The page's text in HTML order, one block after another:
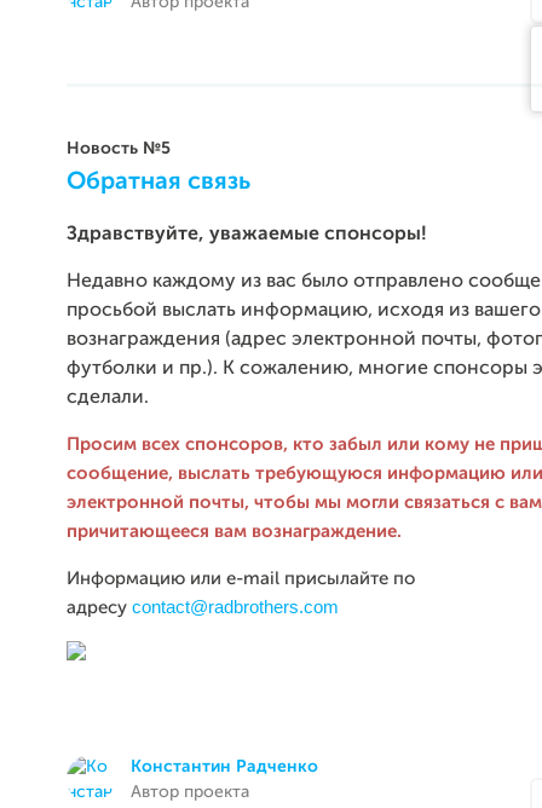
Новость №5
Обратная связь
Здравствуйте, уважаемые спонсоры!
Недавно каждому из вас было отправлено
просьбой выслать информацию, исходя из вашего
вознаграждения (адрес электронной почты,
футболки и пр.). К сожалению, многие спонсоры
сделали.
Просим всех спонсоров, кто забыл или кому не
сообщение, выслать требующуюся информацию или
электронной почты, чтобы мы могли связаться с
причитающееся вам вознаграждение.
Информацию или e-mail присылайте по
адресу contact@radbrothers.com
Константин Радченко
Автор проекта